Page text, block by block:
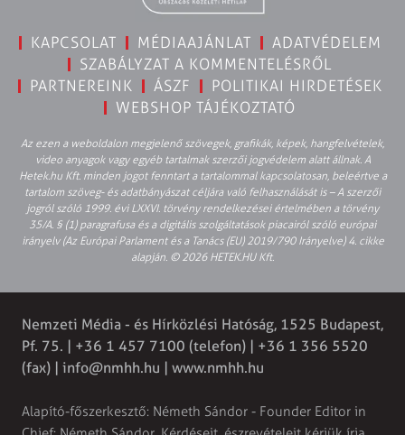
KAPCSOLAT MÉDIAAJÁNLAT
ADATVÉDELEM
SZABÁLYZAT A KOMMENTELÉSRŐL
PARTNEREINK
ÁSZF
POLITIKAI HIRDETÉSEK
WEBSHOP TÁJÉKOZTATÓ
Az ezen a weboldalon megjelenő szövegek, grafikák, képek, hangfelvételek,
video anyagok vagy egyéb tartalmak szerzői jogvédelem alatt állnak. A
Hetek.hu Kft. minden jogot fenntart a tartalommal kapcsolatosan, beleértve a
tartalom szöveg- és adatbányászat céljára való felhasználását is – A szerzői
jogról szóló 1999. évi LXXVI. törvény rendelkezései értelmében a törvény
35/A. § (1) paragrafusa és a digitális szolgáltatások piacairól szóló európai
irányelv (Az Európai Parlament és a Tanács (EU) 2019/790 Irányelve) 4. cikke
alapján. © 2026 HETEK.HU Kft.
Nemzeti Média - és Hírközlési Hatóság, 1525 Budapest,
Pf. 75. | +36 1 457 7100 (telefon) | +36 1 356 5520
(fax) | info@nmhh.hu | www.nmhh.hu
Alapító-főszerkesztő: Németh Sándor - Founder Editor in